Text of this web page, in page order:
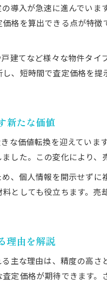
不動産
AIで不
不動産
匿名で安心
匿名で
個人情
不動産
不動産
AI査定
導入が急速に進んでい
格を算出できる点が特
建てなど様々な物件タ
、短時間で査定価格を
新たな価値
な価値転換を迎えてい
した。この変化により
、個人情報を開示せず
としても役立ちます。
理由を解説
主な理由は、精度の高
定価格が期待できます